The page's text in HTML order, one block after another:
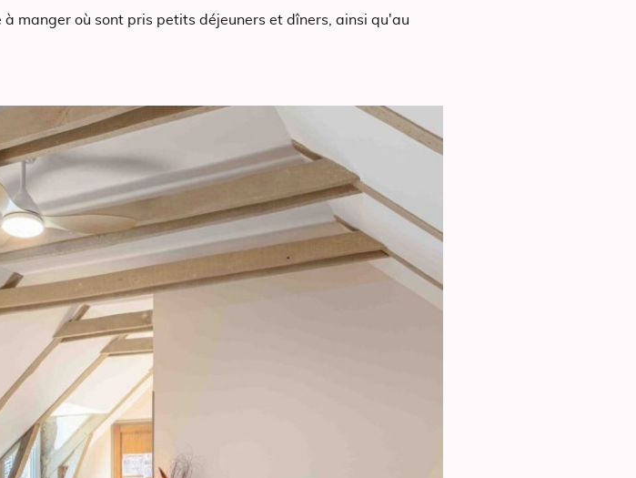
manger où sont pris petits déjeuners et dîners, ainsi qu'au